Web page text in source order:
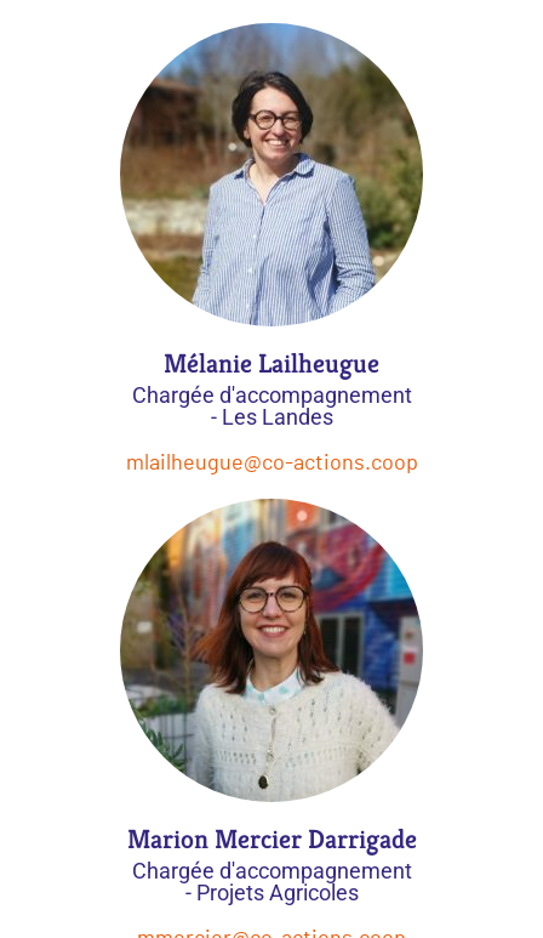
Mélanie Lailheugue
Chargée d'accompagnement
- Les Landes
mlailheugue@co-actions.coop
Marion Mercier Darrigade
Chargée d'accompagnement
- Projets Agricoles